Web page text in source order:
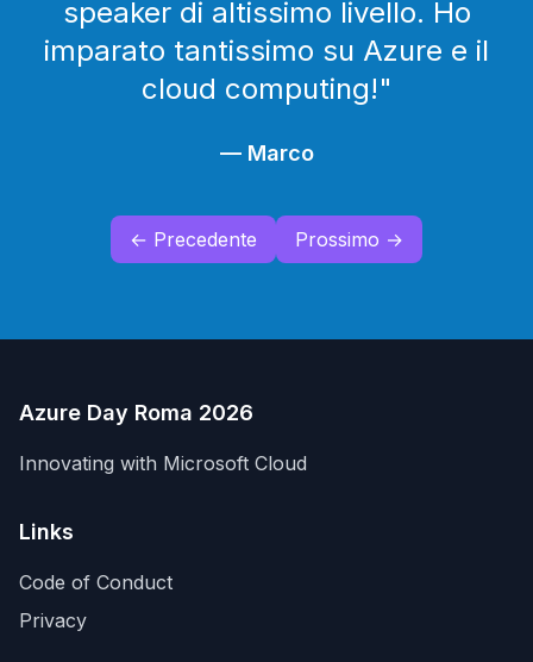
speaker di altissimo livello. Ho
imparato tantissimo su Azure e il
cloud computing!"
— Marco
← Precedente Prossimo →
Azure Day Roma 2026
Innovating with Microsoft Cloud
Links
Code of Conduct
Privacy